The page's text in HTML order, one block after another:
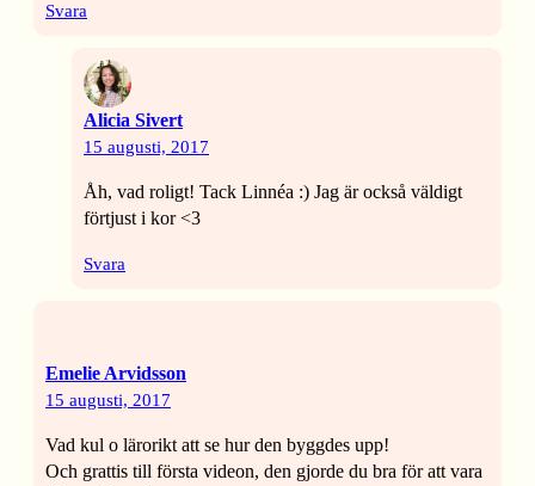
Svara
Alicia Sivert
15 augusti, 2017
Åh, vad roligt! Tack Linnéa :) Jag är också väldigt
förtjust i kor <3
Svara
Emelie Arvidsson
15 augusti, 2017
Vad kul o lärorikt att se hur den byggdes upp!
Och grattis till första videon, den gjorde du bra för att vara